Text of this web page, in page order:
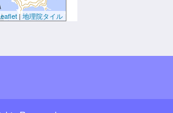
|地理院タイル